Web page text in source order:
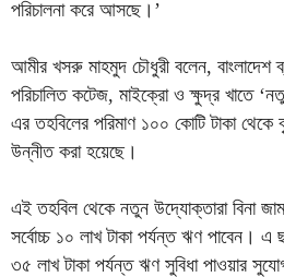
পরিচালনা করে আসছে।’
আমীর খসরু মাহমুদ চৌধুরী বলেন, বাংলাদেশ
পরিচালিত কটেজ, মাইক্রো ও ক্ষুদ্র খাতে
এর তহবিলের পরিমাণ ১০০ কোটি টাকা থেকে
উন্নীত করা হয়েছে।
এই তহবিল থেকে নতুন উদ্যোক্তারা বিনা
সর্বোচ্চ ১০ লাখ টাকা পর্যন্ত ঋণ পাবেন। এ
৩৫ লাখ টাকা পর্যন্ত ঋণ সুবিধা পাওয়ার